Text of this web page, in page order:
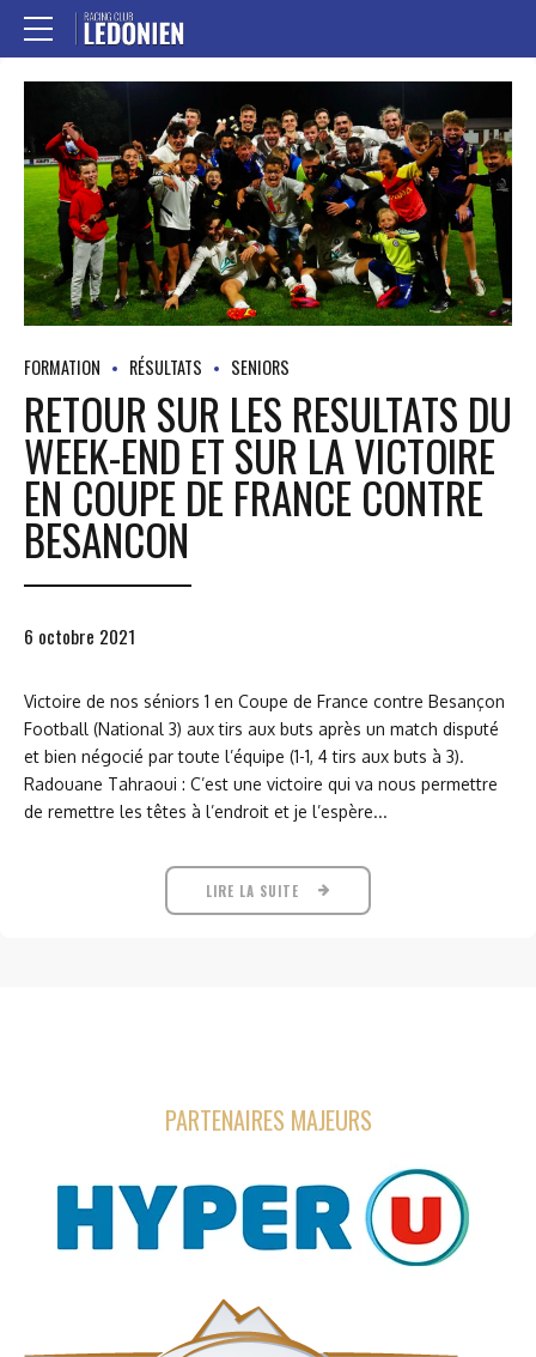
FORMATION RÉSULTATS SENIORS
RETOUR SUR LES RESULTATS DU
WEEK-END ET SUR LA VICTOIRE
EN COUPE DE FRANCE CONTRE
BESANCON
6 octobre 2021
Victoire de nos séniors 1 en Coupe de France contre Besançon
Football (National 3) aux tirs aux buts après un match disputé
et bien négocié par toute l’équipe (1-1, 4 tirs aux buts à 3).
Radouane Tahraoui : C’est une victoire qui va nous permettre
de remettre les têtes à l’endroit et je l’espère...
LIRE LA SUITE
PARTENAIRES MAJEURS